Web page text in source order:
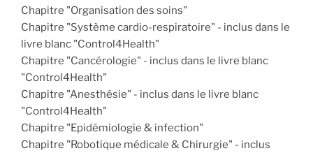
Chapitre "Organisation des soins"
Chapitre "Système cardio-respiratoire" - inclus dans le
livre blanc "Control4Health"
Chapitre "Cancérologie" - inclus dans le livre blanc
"Control4Health"
Chapitre "Anesthésie" - inclus dans le livre blanc
"Control4Health"
Chapitre "Epidémiologie & infection"
Chapitre "Robotique médicale & Chirurgie" - inclus